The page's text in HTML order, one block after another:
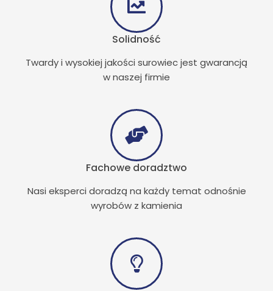
Solidność
Twardy i wysokiej jakości surowiec jest gwarancją
w naszej firmie
Fachowe doradztwo
Nasi eksperci doradzą na każdy temat odnośnie
wyrobów z kamienia